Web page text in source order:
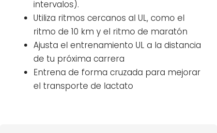
intervalos).
Utiliza ritmos cercanos al UL, como el
ritmo de 10 km y el ritmo de maratón
Ajusta el entrenamiento UL a la distancia
de tu próxima carrera
Entrena de forma cruzada para mejorar
el transporte de lactato